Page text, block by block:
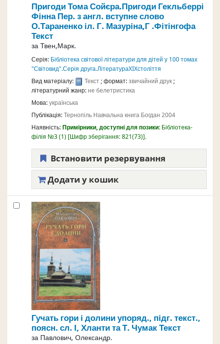
Пригоди Тома Сойєра.Пригоди Гекльберрі
ФіннаПер. з англ. вступне слово
О.Тараненко іл. Г. Мазуріна,Г .Фітінгофа
Текст
заТвен,Марк.
Серія: Бібліотека світової літератури для дітей у 100 томах
"Світовид".Серія друга.ЛітератураXIXстоліття
Вид матеріалу:
Текст; формат:звичайний друк;
літературний жанр:не белетристика
Мова:українська
Публікація:Тернопіль Навчальна книга Богдан 2004
Наявність:Примірники, доступні для позики: Бібліотека-
філія №3(1) Шифр зберігання:821(73) .
Встановити резервування
Додати у кошик
Гучать гори і долиниупоряд., підг. текст.,
поясн. сл. І, Хланти та Т. ЧумакТекст
за Павлович, Олександр.